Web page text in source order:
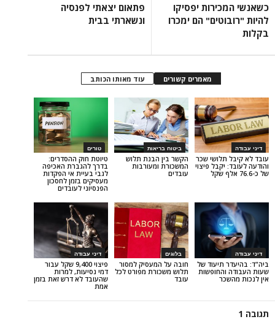
יפסיקו
הם ימכרו
פתאום יצאתי לפנסיה
ונשארתי בבית
עוד מאותו הכותב
טורים
טיוטת חוק ההסדרים:
בדרך להגברת האכיפה
לגבי בעיית אי הפקדות
מעסיקים בזמן לחסכון
הפנסיוני לעובדים
ביטוח בריאות
הקשר בין הבנת תלוש
המשכורת ומעורבות
עובדים
שכר
פיצוי
דיני עבודה
פיצוי 9,400 שקל עבור
דמי נסיעות, למרות
שהעובד לא דרש זאת בזמן
בלוגים
חובה על המעסיק למסור
תלוש משכורת מפורט לכל
עובד
של